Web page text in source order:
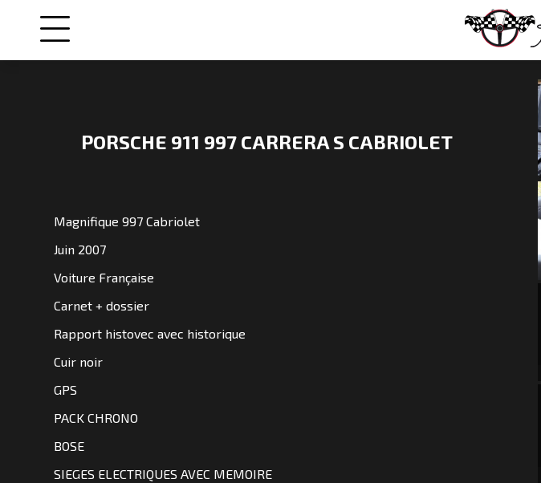
VENDUES
NOS
ENGAGEMENTS
QUI
NOUS
?
CONTACT
PORSCHE 911 997 CARRERA S CABRIOLET
Magnifique 997 Cabriolet
Juin 2007
Voiture Française
Carnet + dossier
Rapport histovec avec historique
Cuir noir
GPS
PACK CHRONO
BOSE
SIEGES ELECTRIQUES AVEC MEMOIRE